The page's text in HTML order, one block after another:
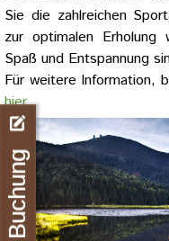
Sie die zahlreichen
zur optimalen
Spaß und Entspannung
Für weitere Information,
hier.
Buchung